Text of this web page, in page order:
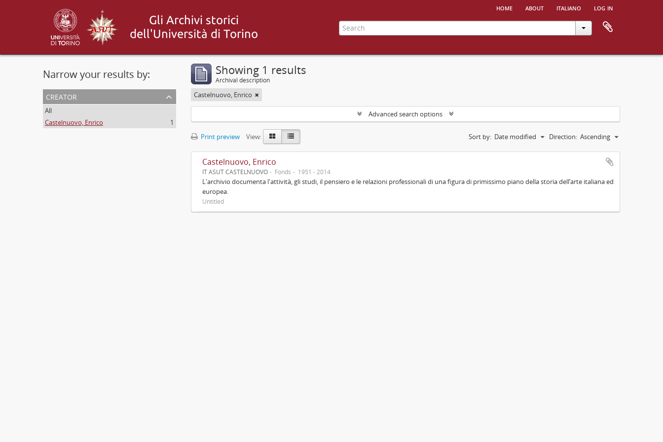
home about italiano log in
Narrow your results by:
creator
All
Castelnuovo, Enrico
1
Showing 1 results
Archival description
Castelnuovo, Enrico
Advanced search options
Print preview View: Sort by: Date modified Direction: Ascending
Castelnuovo, Enrico
IT ASUT CASTELNUOVO Fonds 1951 - 2014
L'archivio documenta l'attività, gli studi, il pensiero e le relazioni professionali di una figura di primissimo piano della storia dell’arte italiana ed
europea.
Untitled